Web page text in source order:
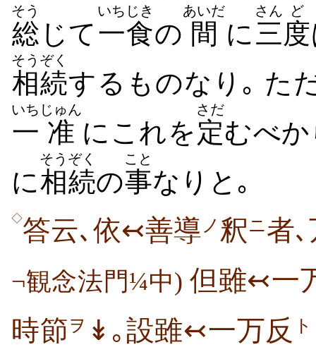
総
そう
じて一食
いちじき
の 間
あいだ
に 三
さん
度
ど
相続
そうぞく
するものなり｡ た
一
いち
准
じゅん
にこれを 定
さだ
むべ
に相続
そうぞく
の事
こと
なりと｡
◇答云､依↢善導 ノ 釈ニ者
¬観念法門¼中) 但雖↢一
時節ヲ ↡｡設雖↢一万反 ト